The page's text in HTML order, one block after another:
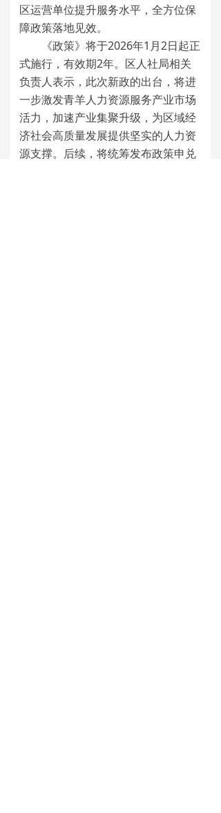
区运营单位提升服务水平，全方位保
障政策落地见效。
《政策》将于2026年1月2日起正
式施行，有效期2年。区人社局相关
负责人表示，此次新政的出台，将进
一步激发青羊人力资源服务产业市场
活力，加速产业集聚升级，为区域经
济社会高质量发展提供坚实的人力资
源支撑。后续，将统筹发布政策申兑